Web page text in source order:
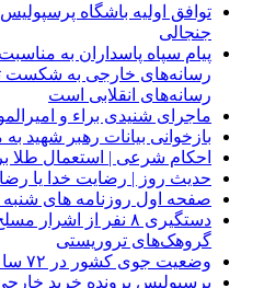
توافق اولیه باشگاه
جنجالی
پیام سپاه پاسداران به
رسانه‌های خارجی به
رسانه‌های انقلابی است
ماجرای شنیدی براء و
بازخوانی بیانات رهبر شهید
احکام شرعی | استعمال طلا
حدیث روز | رضایت خدا یا
صفحه اول روزنامه‌ های شنبه ۱۷ مرداد ماه
دستگیری ۸ نفر از
گروهک‌های تروریستی
وضعیت جوی کشور در ۷۲ ساعت آینده
پرسپولیس پرونده خرید